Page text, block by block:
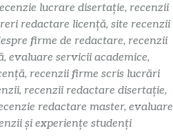
lucrare disertație, recenzii
redactare licență, site recenzii
firme de redactare, recenzii
evaluare servicii academice,
recenzii firme scris lucrări
recenzii redactare disertație,
redactare master, evaluare
și experiențe studenți